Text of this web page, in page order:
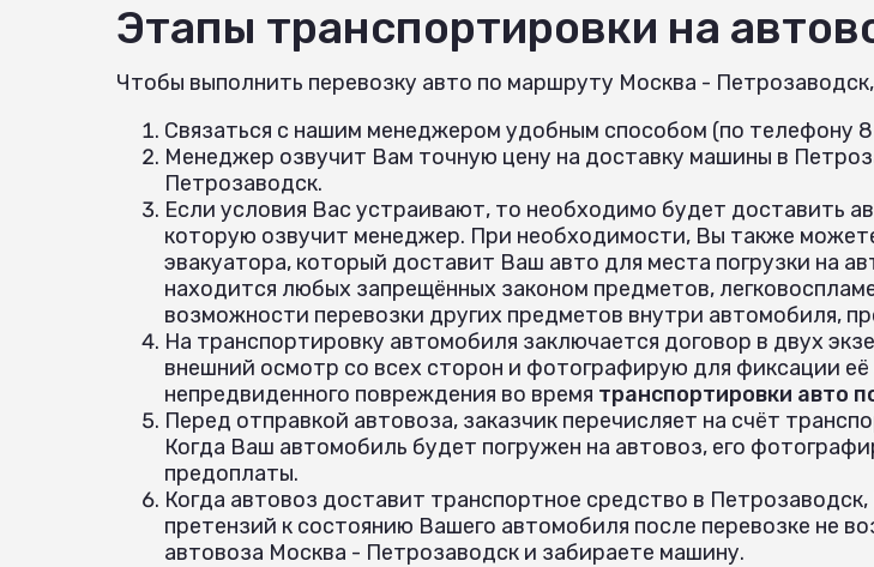
Этапы транспортировки на
Чтобы выполнить перевозку авто по маршруту Москва -
Связаться с нашим менеджером удобным способом (по телефону
Менеджер озвучит Вам точную цену на доставку машины в
Петрозаводск.
Если условия Вас устраивают, то необходимо будет доставить
которую озвучит менеджер. При необходимости, Вы также
эвакуатора, который доставит Ваш авто для места погрузки на
находится любых запрещённых законом предметов,
возможности перевозки других предметов внутри автомобиля,
На транспортировку автомобиля заключается договор в двух
внешний осмотр со всех сторон и фотографирую для фиксации
непредвиденного повреждения во время транспортировки авто
Перед отправкой автовоза, заказчик перечисляет на счёт
Когда Ваш автомобиль будет погружен на автовоз, его
предоплаты.
Когда автовоз доставит транспортное средство в
претензий к состоянию Вашего автомобиля после перевозке не
автовоза Москва - Петрозаводск и забираете машину.